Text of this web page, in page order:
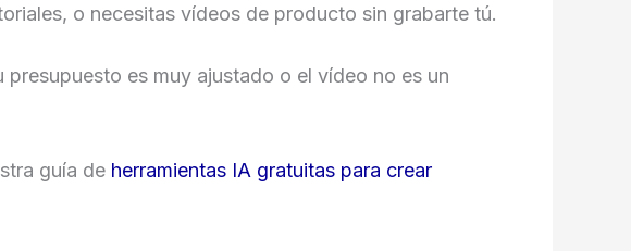
o necesitas vídeos de producto sin grabarte tú.
es muy ajustado o el vídeo no es un
guía de herramientas IA gratuitas para crear